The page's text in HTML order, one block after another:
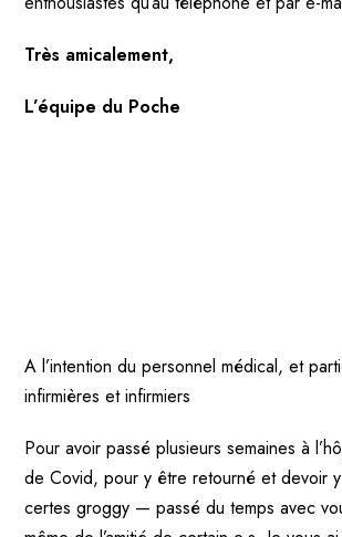
Très amicalement,
L’équipe du Poche
A l’intention du personnel médical, et
infirmières et infirmiers
Pour avoir passé plusieurs semaines à
de Covid, pour y être retourné et devoir
certes groggy — passé du temps avec